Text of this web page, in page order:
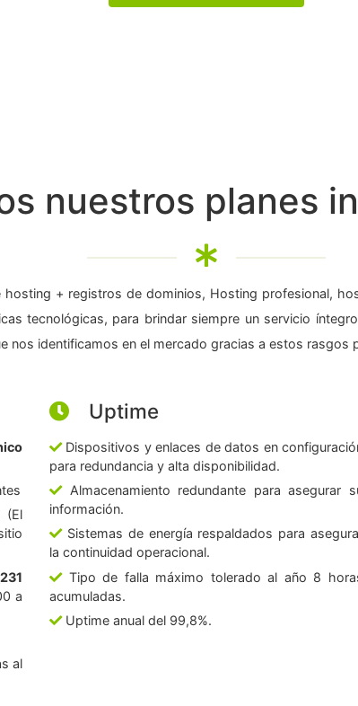
nuestros planes
+ registros de dominios, Hosting profesional,
tecnológicas, para brindar siempre un servicio
nos identificamos en el mercado gracias a estos rasgos
(El
a
al
Uptime
Dispositivos y enlaces de datos en
para redundancia y alta disponibilidad.
Almacenamiento redundante para asegurar
información.
Sistemas de energía respaldados para
la continuidad operacional.
Tipo de falla máximo tolerado al año 8
acumuladas.
Uptime anual del 99,8%.